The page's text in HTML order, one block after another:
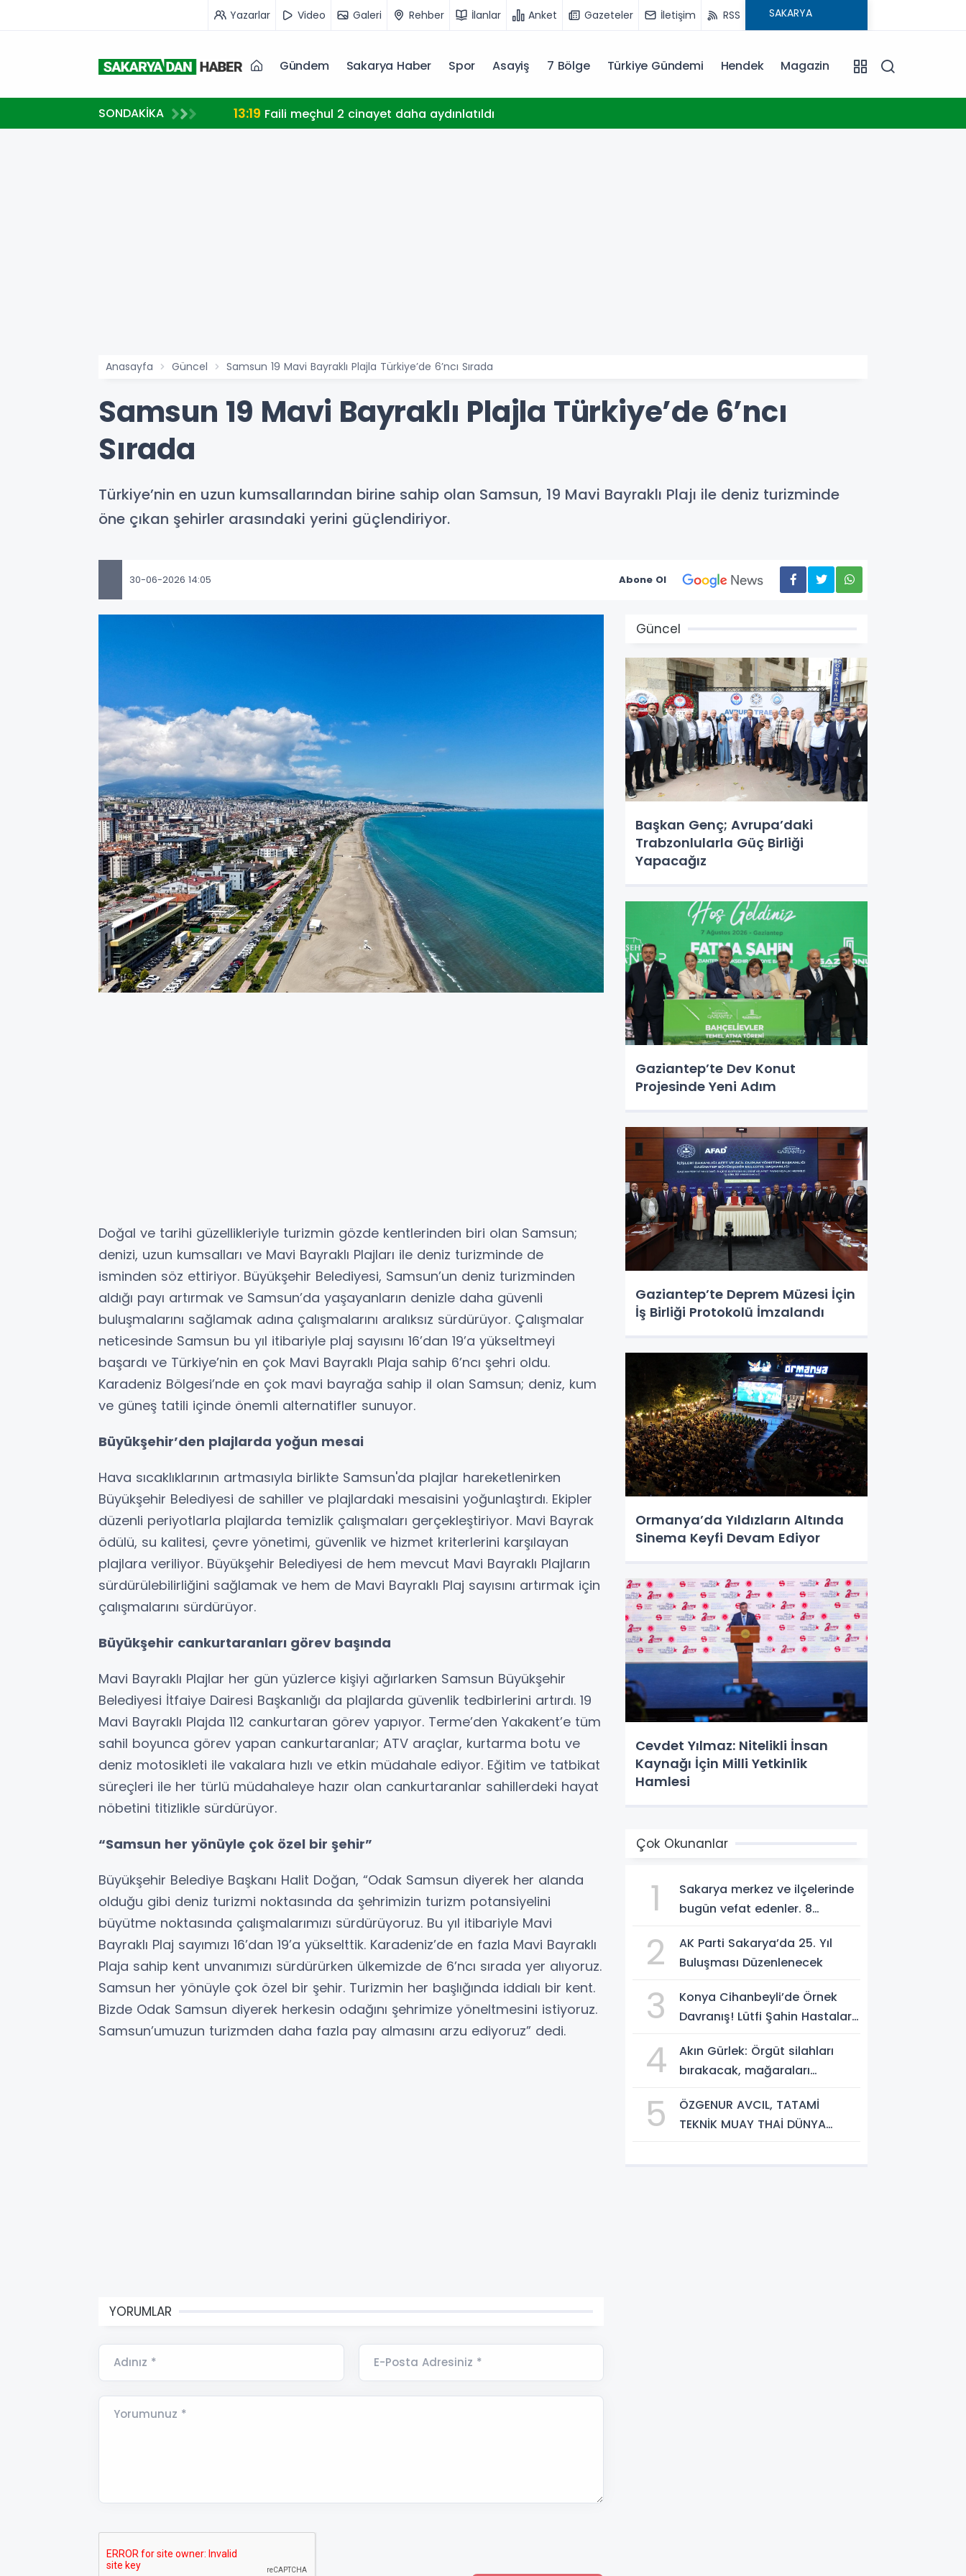
Yazarlar Video Galeri Rehber İlanlar Anket Gazeteler İletişim RSS
Gündem Sakarya Haber Spor Asayiş 7 Bölge Türkiye Gündemi Hendek Magazin
SONDAKİKA 13:19 Faili meçhul 2 cinayet daha aydınlatıldı
Anasayfa Güncel Samsun 19 Mavi Bayraklı Plajla Türkiye’de 6’ncı Sırada
Samsun 19 Mavi Bayraklı Plajla Türkiye’de 6’ncı
Sırada
Türkiye’nin en uzun kumsallarından birine sahip olan Samsun, 19 Mavi Bayraklı Plajı ile deniz turizminde
öne çıkan şehirler arasındaki yerini güçlendiriyor.
30-06-2026 14:05 Abone Ol
Doğal ve tarihi güzellikleriyle turizmin gözde kentlerinden biri olan Samsun;
denizi, uzun kumsalları ve Mavi Bayraklı Plajları ile deniz turizminde de
isminden söz ettiriyor. Büyükşehir Belediyesi, Samsun’un deniz turizminden
aldığı payı artırmak ve Samsun’da yaşayanların denizle daha güvenli
buluşmalarını sağlamak adına çalışmalarını aralıksız sürdürüyor. Çalışmalar
neticesinde Samsun bu yıl itibariyle plaj sayısını 16’dan 19’a yükseltmeyi
başardı ve Türkiye’nin en çok Mavi Bayraklı Plaja sahip 6’ncı şehri oldu.
Karadeniz Bölgesi’nde en çok mavi bayrağa sahip il olan Samsun; deniz, kum
ve güneş tatili içinde önemli alternatifler sunuyor.
Büyükşehir’den plajlarda yoğun mesai
Hava sıcaklıklarının artmasıyla birlikte Samsun'da plajlar hareketlenirken
Büyükşehir Belediyesi de sahiller ve plajlardaki mesaisini yoğunlaştırdı. Ekipler
düzenli periyotlarla plajlarda temizlik çalışmaları gerçekleştiriyor. Mavi Bayrak
ödülü, su kalitesi, çevre yönetimi, güvenlik ve hizmet kriterlerini karşılayan
plajlara veriliyor. Büyükşehir Belediyesi de hem mevcut Mavi Bayraklı Plajların
sürdürülebilirliğini sağlamak ve hem de Mavi Bayraklı Plaj sayısını artırmak için
çalışmalarını sürdürüyor.
Büyükşehir cankurtaranları görev başında
Mavi Bayraklı Plajlar her gün yüzlerce kişiyi ağırlarken Samsun Büyükşehir
Belediyesi İtfaiye Dairesi Başkanlığı da plajlarda güvenlik tedbirlerini artırdı. 19
Mavi Bayraklı Plajda 112 cankurtaran görev yapıyor. Terme’den Yakakent’e tüm
sahil boyunca görev yapan cankurtaranlar; ATV araçlar, kurtarma botu ve
deniz motosikleti ile vakalara hızlı ve etkin müdahale ediyor. Eğitim ve tatbikat
süreçleri ile her türlü müdahaleye hazır olan cankurtaranlar sahillerdeki hayat
nöbetini titizlikle sürdürüyor.
“Samsun her yönüyle çok özel bir şehir”
Büyükşehir Belediye Başkanı Halit Doğan, “Odak Samsun diyerek her alanda
olduğu gibi deniz turizmi noktasında da şehrimizin turizm potansiyelini
büyütme noktasında çalışmalarımızı sürdürüyoruz. Bu yıl itibariyle Mavi
Bayraklı Plaj sayımızı 16’dan 19’a yükselttik. Karadeniz’de en fazla Mavi Bayraklı
Plaja sahip kent unvanımızı sürdürürken ülkemizde de 6’ncı sırada yer alıyoruz.
Samsun her yönüyle çok özel bir şehir. Turizmin her başlığında iddialı bir kent.
Bizde Odak Samsun diyerek herkesin odağını şehrimize yöneltmesini istiyoruz.
Samsun’umuzun turizmden daha fazla pay almasını arzu ediyoruz” dedi.
YORUMLAR
Adınız * E-Posta Adresiniz *
Yorumunuz *
Güncel
Başkan Genç; Avrupa’daki
Trabzonlularla Güç Birliği
Yapacağız
Gaziantep’te Dev Konut
Projesinde Yeni Adım
Gaziantep’te Deprem Müzesi İçin
İş Birliği Protokolü İmzalandı
Ormanya’da Yıldızların Altında
Sinema Keyfi Devam Ediyor
Cevdet Yılmaz: Nitelikli İnsan
Kaynağı İçin Milli Yetkinlik
Hamlesi
Çok Okunanlar
1
Sakarya merkez ve ilçelerinde
bugün vefat edenler. 8
2
AK Parti Sakarya’da 25. Yıl
Buluşması Düzenlenecek
3
Konya Cihanbeyli’de Örnek
Davranış! Lütfi Şahin Hastalara
4
Akın Gürlek: Örgüt silahları
bırakacak, mağaraları
5
ÖZGENUR AVCIL, TATAMİ
TEKNİK MUAY THAİ DÜNYA